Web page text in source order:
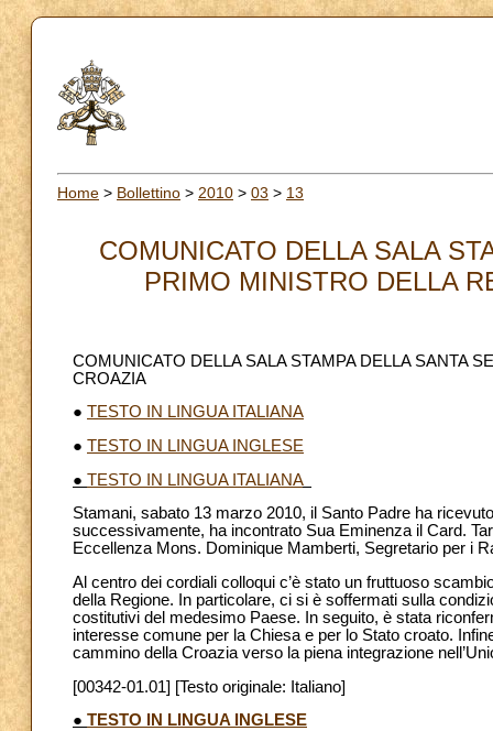
Home > Bollettino > 2010 > 03 > 13
COMUNICATO DELLA SALA
PRIMO MINISTRO DELLA
COMUNICATO DELLA SALA STAMPA DELLA SANTA
CROAZIA
● TESTO IN LINGUA ITALIANA
● TESTO IN LINGUA INGLESE
● TESTO IN LINGUA ITALIANA
Stamani, sabato 13 marzo 2010, il Santo Padre ha
successivamente, ha incontrato Sua Eminenza il Card.
Eccellenza Mons. Dominique Mamberti, Segretario per i
Al centro dei cordiali colloqui c’è stato un fruttuoso
della Regione. In particolare, ci si è soffermati sulla
costitutivi del medesimo Paese. In seguito, è stata
interesse comune per la Chiesa e per lo Stato croato.
cammino della Croazia verso la piena integrazione
[00342-01.01] [Testo originale: Italiano]
● TESTO IN LINGUA INGLESE